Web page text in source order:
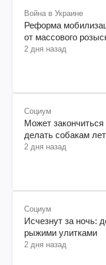
Война в Украине
Реформа
от массового
2 дня назад
Социум
Может закончиться
делать собакам
2 дня назад
Социум
Исчезнут за ночь:
рыжими улитками
2 дня назад